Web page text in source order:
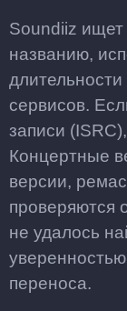
Soundiiz ищет
названию,
сервисов.
записи
Концертные
версии,
проверяются
не удалось
переноса.